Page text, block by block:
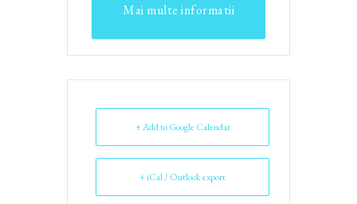
Mai multe informatii
+ Add to Google Calendar
+ iCal / Outlook export